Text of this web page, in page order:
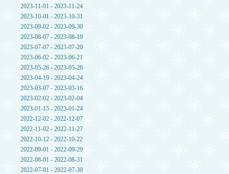
2023-11-01 - 2023-11-24
2023-10-01 - 2023-10-31
2023-09-02 - 2023-09-30
2023-08-07 - 2023-08-19
2023-07-07 - 2023-07-20
2023-06-02 - 2023-06-21
2023-05-26 - 2023-05-26
2023-04-19 - 2023-04-24
2023-03-07 - 2023-03-16
2023-02-02 - 2023-02-04
2023-01-15 - 2023-01-24
2022-12-02 - 2022-12-07
2022-11-02 - 2022-11-27
2022-10-12 - 2022-10-22
2022-09-01 - 2022-09-29
2022-08-01 - 2022-08-31
2022-07-01 - 2022-07-30